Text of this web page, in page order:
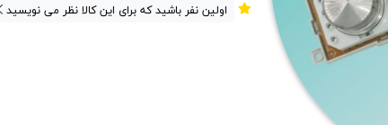
اولین نفر باشید که برای این کالا نظر می نویسید